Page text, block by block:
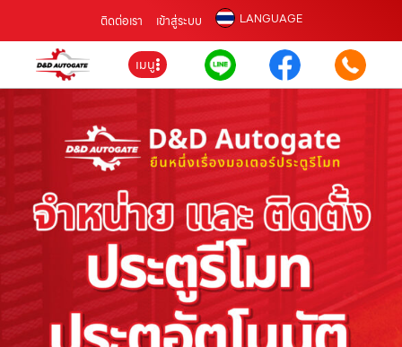
ติดต่อเรา เข้าสู่ระบบ LANGUAGE
เมนู